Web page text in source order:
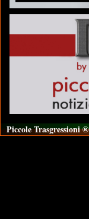
Piccole Trasgressioni ®